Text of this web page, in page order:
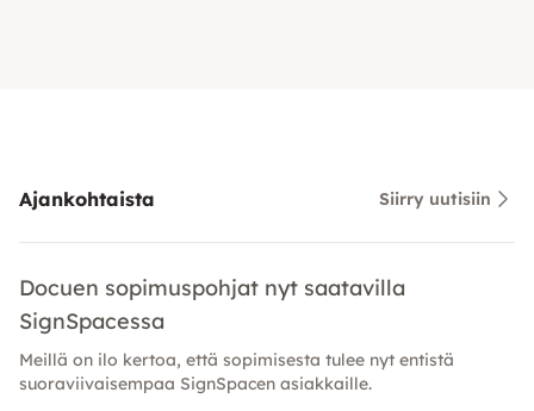
Ajankohtaista Siirry uutisiin
Docuen sopimuspohjat nyt saatavilla
SignSpacessa
Meillä on ilo kertoa, että sopimisesta tulee nyt entistä
suoraviivaisempaa SignSpacen asiakkaille.